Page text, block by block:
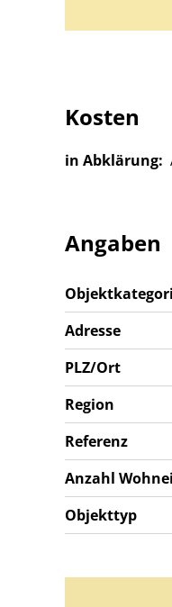
Kosten
in Abklärung:
Angaben
Adresse
PLZ/Ort
Region
Referenz
Anzahl
Objekttyp